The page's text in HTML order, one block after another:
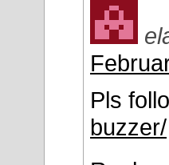
Pls
buzzer/